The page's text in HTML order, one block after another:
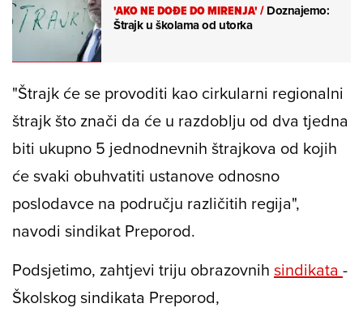
'AKO NE DOĐE DO MIRENJA'/Doznajemo:
Štrajk u školama od utorka
"Štrajk će se provoditi kao cirkularni regionalni
štrajk što znači da će u razdoblju od dva tjedna
biti ukupno 5 jednodnevnih štrajkova od kojih
će svaki obuhvatiti ustanove odnosno
poslodavce na području različitih regija",
navodi sindikat Preporod.
Podsjetimo, zahtjevi triju obrazovnih sindikata -
Školskog sindikata Preporod,